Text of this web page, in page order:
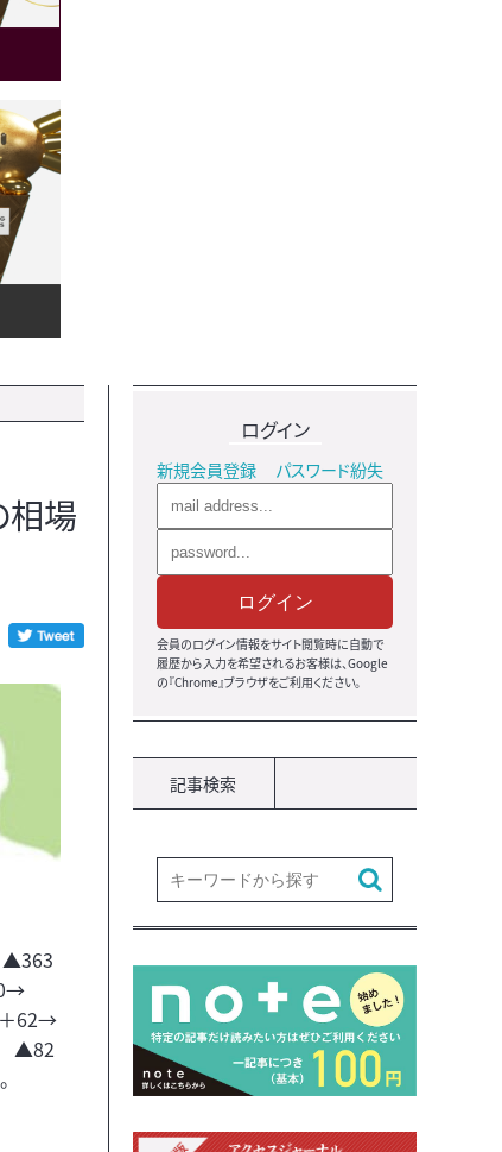
相場
▲363
62→
▲82
ログイン
新規会員登録 パスワード紛失
ログイン
会員のログイン情報をサイト閲覧時に自動で
履歴から入力を希望されるお客様は、Google
の『Chrome』ブラウザをご利用ください。
記事検索